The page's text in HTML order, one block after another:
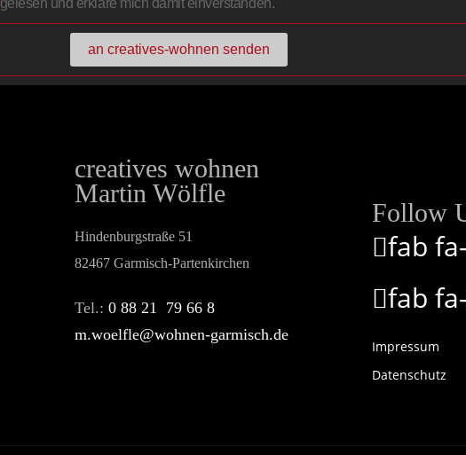
gelesen und erkläre mich damit einverstanden.
an creatives-wohnen senden
creatives wohnen
Martin Wölfle
Hindenburgstraße 51
82467 Garmisch-Partenkirchen
Tel.: 0 88 21 79 66 8
m.woelfle@wohnen-garmisch.de
Follow
fab
fab
Impressum
Datenschutz